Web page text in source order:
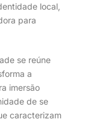
local,
para
se reúne
a
imersão
de se
caracterizam